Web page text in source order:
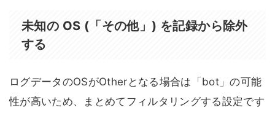
未知の OS (「その他」) を記録から除外
する
ログデータのOSがOtherとなる場合は「bot」の可能
性が高いため、まとめてフィルタリングする設定です